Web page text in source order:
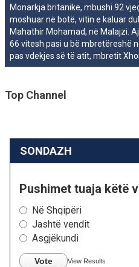
Monarkja britanike, mbushi 92
moshuar në botë, vitin e kaluar
Mahathir Mohamad, në Malajzi.
66 vitesh pasi u bë mbretëreshë
pas vdekjes së të atit, mbretit
Top Channel
SONDAZH
Pushimet tuaja këtë
Në Shqipëri
Jashtë vendit
Asgjëkundi
Vote View Results